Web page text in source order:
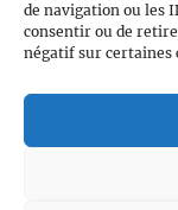
de navigation ou les
consentir ou de
négatif sur certaines
Voile et
Centre